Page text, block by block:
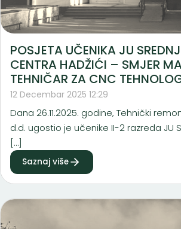
POSJETA UČENIKA JU
CENTRA HADŽIĆI – SMJER
TEHNIČAR ZA CNC
12 Decembar 2025 12:29
Dana 26.11.2025. godine, Tehnički
d.d. ugostio je učenike II-2 razreda JU
[…]
Saznaj više